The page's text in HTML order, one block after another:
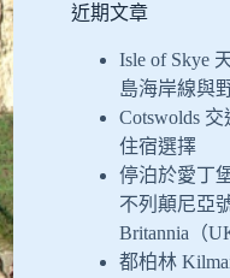
近期文章
Isle of Skye
島海岸線與
Cotswolds
住宿選擇
停泊於愛丁
不列顛尼亞
Britannia（
都柏林